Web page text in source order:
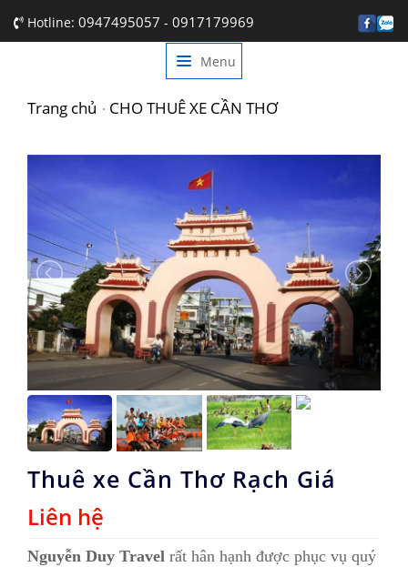
Hotline: 0947495057 - 0917179969
Menu
GIỚI THIỆU
LIÊN HỆ
Trang chủ CHO THUÊ XE CẦN THƠ
Thuê xe Cần Thơ Rạch Giá
Liên hệ
Nguyễn Duy Travel rất hân hạnh được phục vụ quý